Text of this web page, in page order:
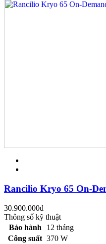
Rancilio Kryo 65 On-
30.900.000đ
Thông số kỹ thuật
Bảo hành
12 tháng
Công suất 370 W